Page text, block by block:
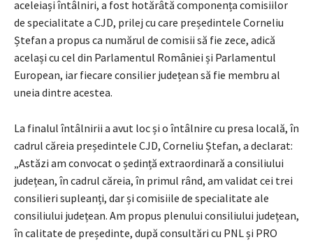
aceleiași întâlniri, a fost hotărâtă componența comisiilor
de specialitate a CJD, prilej cu care președintele Corneliu
Ștefan a propus ca numărul de comisii să fie zece, adică
același cu cel din Parlamentul României și Parlamentul
European, iar fiecare consilier județean să fie membru al
uneia dintre acestea.
La finalul întâlnirii a avut loc și o întâlnire cu presa locală, în
cadrul căreia președintele CJD, Corneliu Ștefan, a declarat:
„Astăzi am convocat o ședință extraordinară a consiliului
județean, în cadrul căreia, în primul rând, am validat cei trei
consilieri supleanți, dar și comisiile de specialitate ale
consiliului județean. Am propus plenului consiliului județean,
în calitate de președinte, după consultări cu PNL și PRO